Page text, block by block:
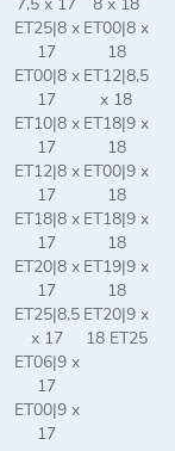
ET25|8 x
17
ET00|8 x
17
ET10|8 x
17
ET12|8 x
17
ET18|8 x
17
ET20|8 x
17
ET25|8,5
x 17
ET06|9 x
17
ET00|9 x
17
ET00|8 x
18
ET12|8,5
x 18
ET18|9 x
18
ET00|9 x
18
ET18|9 x
18
ET19|9 x
18
ET20|9 x
18 ET25